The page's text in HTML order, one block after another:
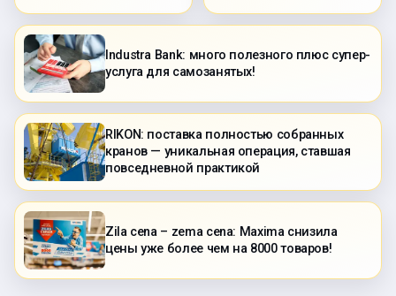
Industra Bank: много полезного плюс супер-
услуга для самозанятых!
RIKON: поставка полностью собранных
кранов — уникальная операция, ставшая
повседневной практикой
Zila cena – zema cena: Maxima снизила
цены уже более чем на 8000 товаров!